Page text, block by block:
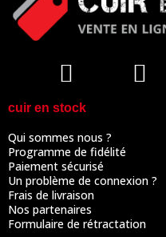
cuir en stock
Qui sommes nous ?
Programme de fidélité
Paiement sécurisé
Un problème de connexion ?
Frais de livraison
Nos partenaires
Formulaire de rétractation